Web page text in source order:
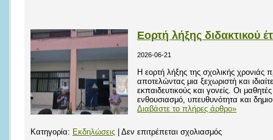
Εορτή λήξης διδακτικού
2026-06-21
Η εορτή λήξης της σχολικής χρονιάς
αποτελώντας μια ξεχωριστή και
εκπαιδευτικούς και γονείς. Οι
ενθουσιασμό, υπευθυνότητα και
Διαβάστε το πλήρες άρθρο»
Κατηγορία: Εκδηλώσεις Δεν επιτρέπεται σχολιασμόςστο